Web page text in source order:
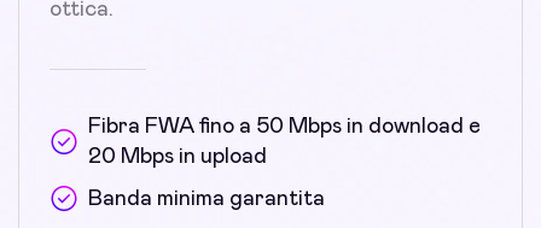
ottica.
Fibra FWA fino a 50 Mbps in download e
20 Mbps in upload
Banda minima garantita